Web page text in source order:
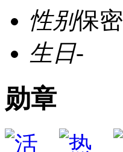
性别保密
生日-
勋章